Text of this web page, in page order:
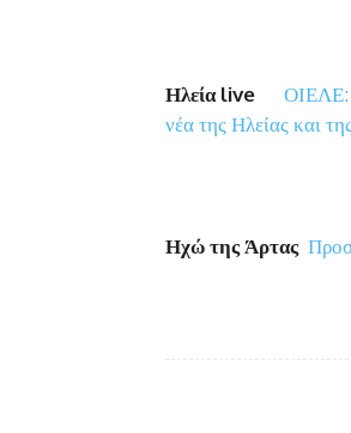
Ηλείαlive
ΟΙΕΛΕ:
νέα της Ηλείας και
Ηχώ της Άρτας